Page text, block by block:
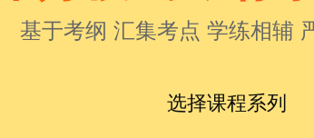
基于考纲 汇集考点 学练相辅
选择课程系列